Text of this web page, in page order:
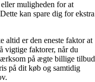
muligheden for at
kan spare dig for ekstra
altid er den eneste faktor at
vigtige faktorer, når du
på ægte billige tilbud
på dit køb og samtidig